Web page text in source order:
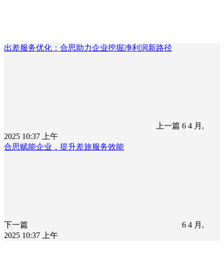
出差服务优化：合思助力企业挖掘净利润新路径
上一篇 6 4 月,
2025 10:37 上午
合思赋能企业，提升差旅服务效能
下一篇
6 4 月,
2025 10:37 上午